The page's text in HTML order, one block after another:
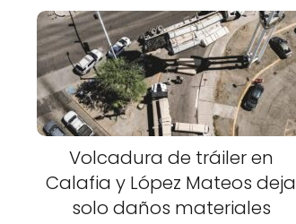
Volcadura de tráiler en
Calafia y López Mateos deja
solo daños materiales